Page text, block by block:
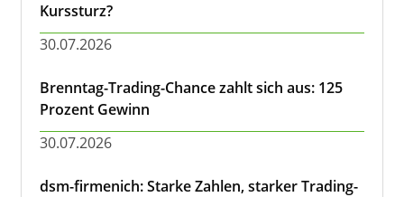
Kurssturz?
30.07.2026
Brenntag-Trading-Chance zahlt sich aus: 125
Prozent Gewinn
30.07.2026
dsm-firmenich: Starke Zahlen, starker Trading-